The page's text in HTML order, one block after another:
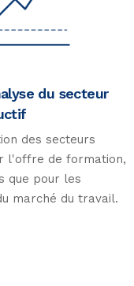
du secteur
des secteurs
l'offre de formation,
que pour les
marché du travail.